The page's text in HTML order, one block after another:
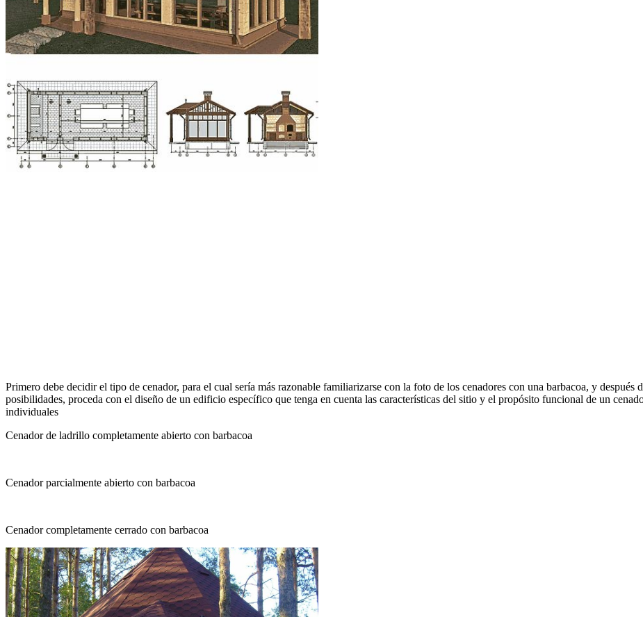
Primero debe decidir el tipo de cenador, para el cual sería más razonable familiarizarse con la foto de los cenadores con una barbacoa, y después
posibilidades, proceda con el diseño de un edificio específico que tenga en cuenta las características del sitio y el propósito funcional de un
individuales
Cenador de ladrillo completamente abierto con barbacoa
Cenador parcialmente abierto con barbacoa
Cenador completamente cerrado con barbacoa